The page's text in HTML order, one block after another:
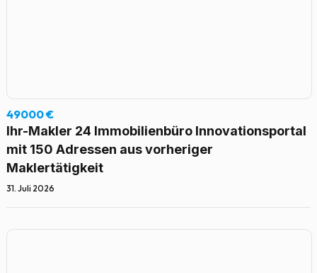
49000 €
Ihr-Makler 24 Immobilienbüro Innovationsportal
mit 150 Adressen aus vorheriger
Maklertätigkeit
31. Juli 2026